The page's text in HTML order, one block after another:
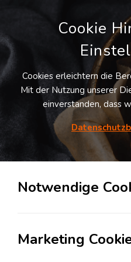
LOGIVISOR SUCHE
Lagerflächen in
:( Ihre Suche hat leider
passen Sie die
Cookie
Cookies erleichtern die
Mit der Nutzung unserer
einverstanden, dass
Notwendige
Marketing